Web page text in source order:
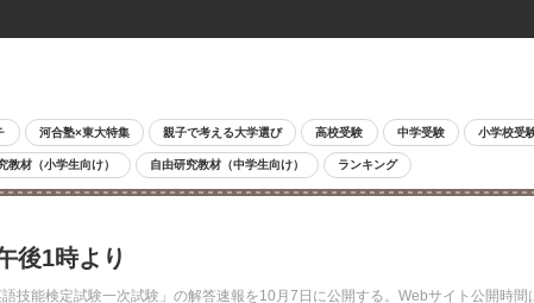
河合塾×東大特集 親子で考える大学選び 高校受験 中学受験 小学校受
教材（小学生向け） 自由研究教材（中学生向け） ランキング
後1時より
能検定試験一次試験」の解答速報を10月7日に公開する。Webサイト公開時間